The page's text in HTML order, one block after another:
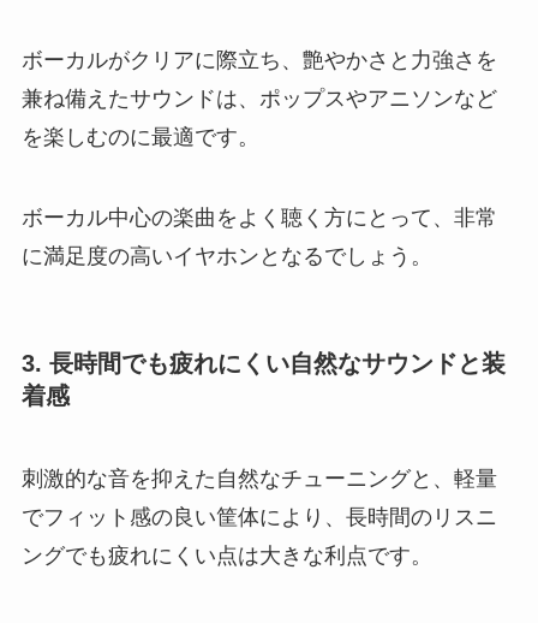
ボーカルがクリアに際立ち、艶やかさと力強さを
兼ね備えたサウンドは、ポップスやアニソンなど
を楽しむのに最適です。
ボーカル中心の楽曲をよく聴く方にとって、非常
に満足度の高いイヤホンとなるでしょう。
3. 長時間でも疲れにくい自然なサウンドと装
着感
刺激的な音を抑えた自然なチューニングと、軽量
でフィット感の良い筐体により、長時間のリスニ
ングでも疲れにくい点は大きな利点です。